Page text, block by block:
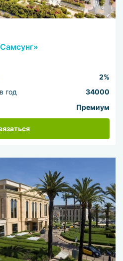
2%
год
34000
Премиум